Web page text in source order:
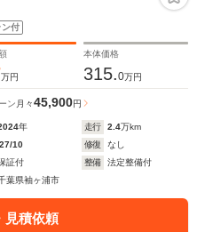
ン付
万円
本体価格
315.0万円
ン 月々45,900円
年 走行 2.4万km
10 修復
なし
証付 整備
法定整備付
葉県袖ヶ浦市
見積依頼